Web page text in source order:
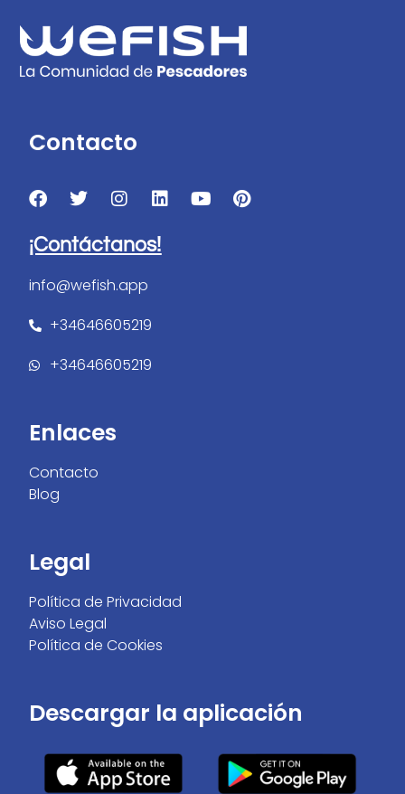
Contacto
¡Contáctanos!
info@wefish.app
+34646605219
+34646605219
Enlaces
Contacto
Blog
Legal
Política de Privacidad
Aviso Legal
Política de Cookies
Descargar la aplicación